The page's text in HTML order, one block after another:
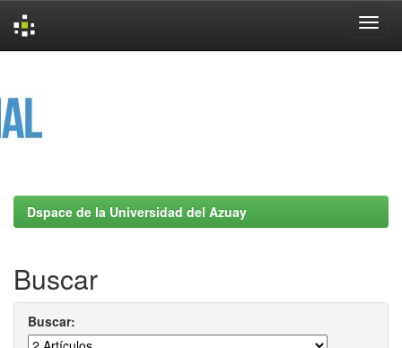
Dspace de la Universidad del Azuay
Buscar
Buscar: